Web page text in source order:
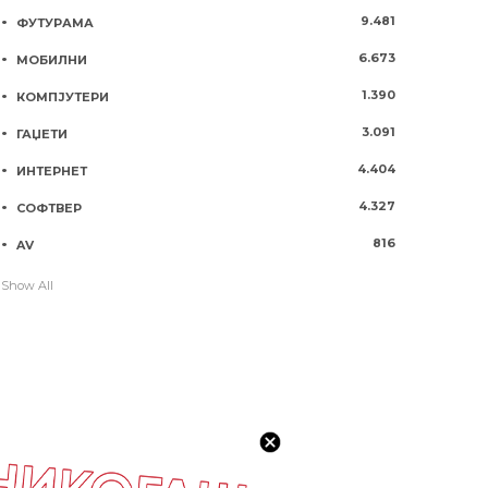
ФУТУРАМА 9.481
МОБИЛНИ 6.673
КОМПЈУТЕРИ 1.390
ГАЏЕТИ 3.091
ИНТЕРНЕТ 4.404
СОФТВЕР 4.327
AV 816
Show All